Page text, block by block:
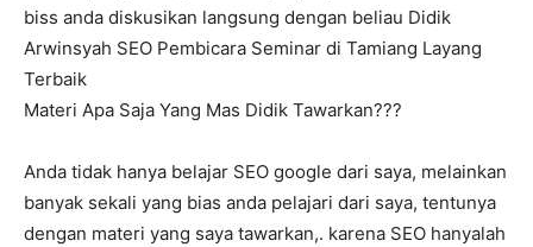
biss anda diskusikan langsung dengan beliau Didik
Arwinsyah SEO Pembicara Seminar di Tamiang Layang
Terbaik
Materi Apa Saja Yang Mas Didik Tawarkan???
Anda tidak hanya belajar SEO google dari saya, melainkan
banyak sekali yang bias anda pelajari dari saya, tentunya
dengan materi yang saya tawarkan,. karena SEO hanyalah